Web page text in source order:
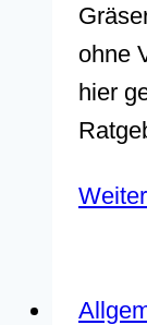
ohne
hier